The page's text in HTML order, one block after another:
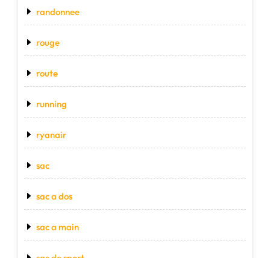
randonnee
rouge
route
running
ryanair
sac
sac a dos
sac a main